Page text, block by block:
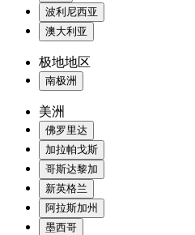
波利尼西亚
澳大利亚
极地地区
南极洲
美洲
佛罗里达
加拉帕戈斯
哥斯达黎加
新英格兰
阿拉斯加州
墨西哥